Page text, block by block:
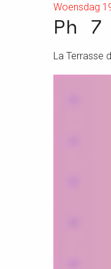
Woensdag
Ph 7
La Terrasse